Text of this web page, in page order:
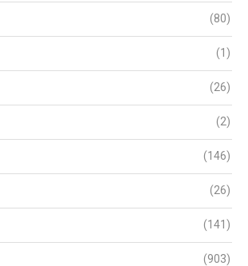
(80)
(1)
(26)
(2)
(146)
(26)
(141)
(903)